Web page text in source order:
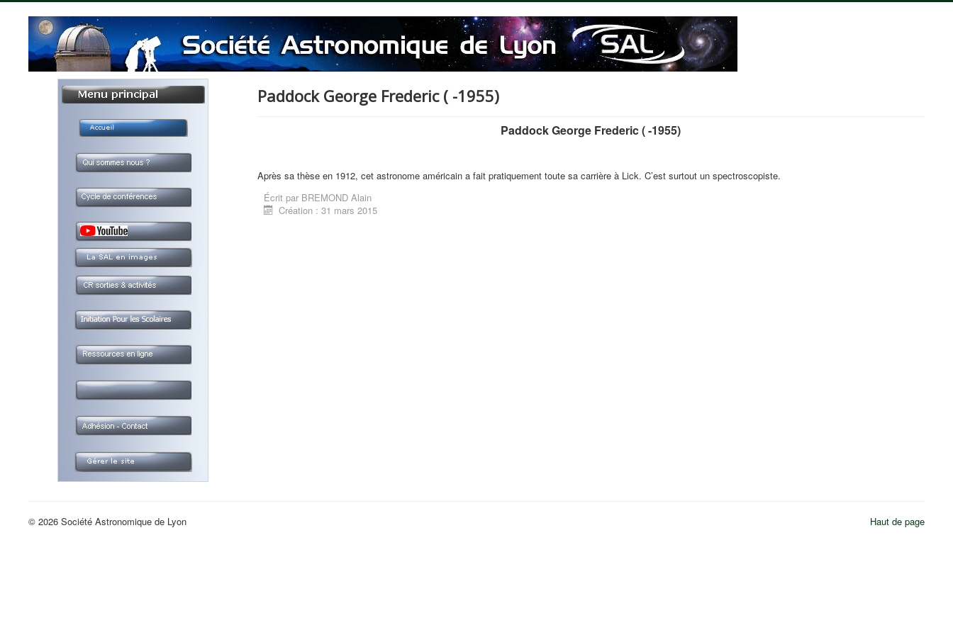
Paddock George Frederic ( -1955)
Paddock George Frederic ( -1955)
Après sa thèse en 1912, cet astronome américain a fait pratiquement toute sa carrière à Lick. C’est surtout un spectroscopiste.
Écrit par BREMOND Alain
Création : 31 mars 2015
Haut de page
© 2026 Société Astronomique de Lyon